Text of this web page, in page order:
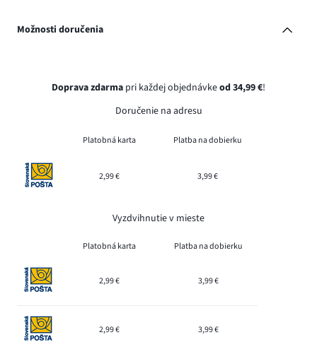
Možnosti doručenia
Doprava zdarma pri každej objednávkeod 34,99 €!
Doručenie na adresu
Platobná karta Platba na dobierku
2,99 € 3,99 €
Vyzdvihnutie v mieste
Platobná karta Platba na dobierku
2,99 € 3,99 €
2,99 € 3,99 €